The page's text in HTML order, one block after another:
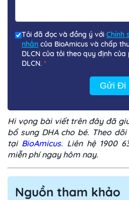
Tôi đã đọc và đồng ý với Chính
nhân của BioAmicus và chấp
DLCN của tôi theo quy định
DLCN. *
Gửi Đi
Hi vọng bài viết trên đây đã
bổ sung DHA cho bé. Theo
tại BioAmicus. Liên hệ 1900
miễn phí ngay hôm nay.
Nguồn tham khảo